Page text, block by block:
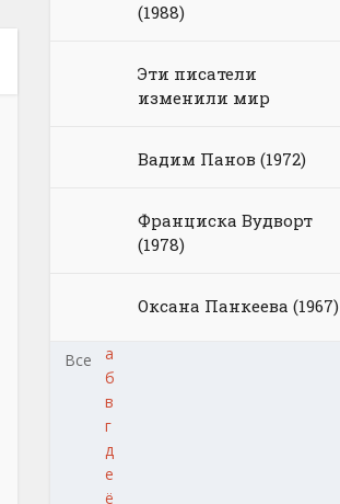
(1988)
Эти писатели
изменили мир
Вадим Панов (1972)
Франциска Вудворт
(1978)
Оксана Панкеева (1967)
Все
а
б
в
г
д
е
ё